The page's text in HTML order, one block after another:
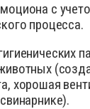
с
процесса.
хорошая